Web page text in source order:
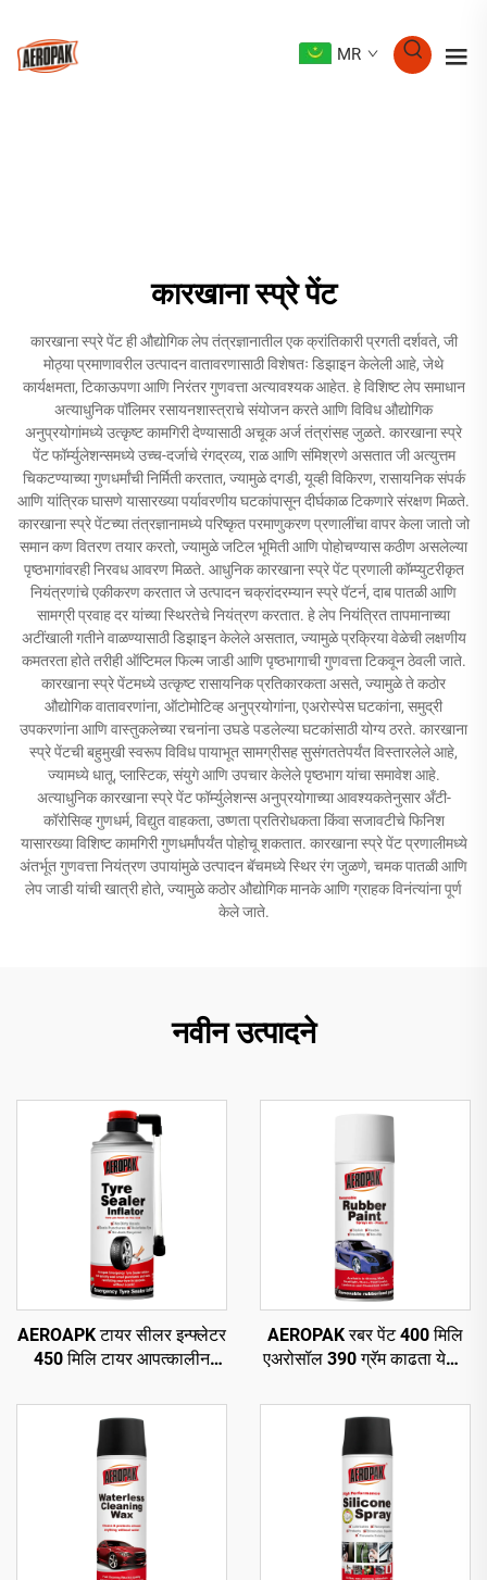
MR
कारखाना स्प्रे पेंट
कारखाना स्प्रे पेंट ही औद्योगिक लेप तंत्रज्ञानातील एक क्रांतिकारी प्रगती दर्शवते, जी
मोठ्या प्रमाणावरील उत्पादन वातावरणासाठी विशेषतः डिझाइन केलेली आहे, जेथे
कार्यक्षमता, टिकाऊपणा आणि निरंतर गुणवत्ता अत्यावश्यक आहेत. हे विशिष्ट लेप समाधान
अत्याधुनिक पॉलिमर रसायनशास्त्राचे संयोजन करते आणि विविध औद्योगिक
अनुप्रयोगांमध्ये उत्कृष्ट कामगिरी देण्यासाठी अचूक अर्ज तंत्रांसह जुळते. कारखाना स्प्रे
पेंट फॉर्म्युलेशन्समध्ये उच्च-दर्जाचे रंगद्रव्य, राळ आणि संमिश्रणे असतात जी अत्युत्तम
चिकटण्याच्या गुणधर्मांची निर्मिती करतात, ज्यामुळे दगडी, यूव्ही विकिरण, रासायनिक संपर्क
आणि यांत्रिक घासणे यासारख्या पर्यावरणीय घटकांपासून दीर्घकाळ टिकणारे संरक्षण मिळते.
कारखाना स्प्रे पेंटच्या तंत्रज्ञानामध्ये परिष्कृत परमाणुकरण प्रणालींचा वापर केला जातो जो
समान कण वितरण तयार करतो, ज्यामुळे जटिल भूमिती आणि पोहोचण्यास कठीण असलेल्या
पृष्ठभागांवरही निरवध आवरण मिळते. आधुनिक कारखाना स्प्रे पेंट प्रणाली कॉम्प्युटरीकृत
नियंत्रणांचे एकीकरण करतात जे उत्पादन चक्रांदरम्यान स्प्रे पॅटर्न, दाब पातळी आणि
सामग्री प्रवाह दर यांच्या स्थिरतेचे नियंत्रण करतात. हे लेप नियंत्रित तापमानाच्या
अटींखाली गतीने वाळण्यासाठी डिझाइन केलेले असतात, ज्यामुळे प्रक्रिया वेळेची लक्षणीय
कमतरता होते तरीही ऑप्टिमल फिल्म जाडी आणि पृष्ठभागाची गुणवत्ता टिकवून ठेवली जाते.
कारखाना स्प्रे पेंटमध्ये उत्कृष्ट रासायनिक प्रतिकारकता असते, ज्यामुळे ते कठोर
औद्योगिक वातावरणांना, ऑटोमोटिव्ह अनुप्रयोगांना, एअरोस्पेस घटकांना, समुद्री
उपकरणांना आणि वास्तुकलेच्या रचनांना उघडे पडलेल्या घटकांसाठी योग्य ठरते. कारखाना
स्प्रे पेंटची बहुमुखी स्वरूप विविध पायाभूत सामग्रीसह सुसंगततेपर्यंत विस्तारलेले आहे,
ज्यामध्ये धातू, प्लास्टिक, संयुगे आणि उपचार केलेले पृष्ठभाग यांचा समावेश आहे.
अत्याधुनिक कारखाना स्प्रे पेंट फॉर्म्युलेशन्स अनुप्रयोगाच्या आवश्यकतेनुसार अँटी-
कॉरोसिव्ह गुणधर्म, विद्युत वाहकता, उष्णता प्रतिरोधकता किंवा सजावटीचे फिनिश
यासारख्या विशिष्ट कामगिरी गुणधर्मांपर्यंत पोहोचू शकतात. कारखाना स्प्रे पेंट प्रणालीमध्ये
अंतर्भूत गुणवत्ता नियंत्रण उपायांमुळे उत्पादन बॅचमध्ये स्थिर रंग जुळणे, चमक पातळी आणि
लेप जाडी यांची खात्री होते, ज्यामुळे कठोर औद्योगिक मानके आणि ग्राहक विनंत्यांना पूर्ण
केले जाते.
नवीन उत्पादने
AEROAPK टायर सीलर इन्फ्लेटर
450 मिलि टायर आपत्कालीन
वायू भरणे
AEROPAK रबर पेंट 400 मिलि
एअरोसॉल 390 ग्रॅम काढता येणारे